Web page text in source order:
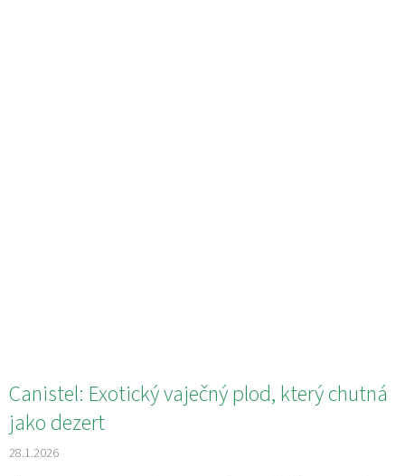
Canistel: Exotický vaječný plod, který chutná
jako dezert
28.1.2026